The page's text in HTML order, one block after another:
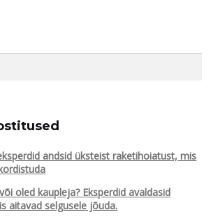
andsid üksteist raketihoiatust, mis
oled kaupleja? Eksperdid avaldasid
aitavad selgusele jõuda.